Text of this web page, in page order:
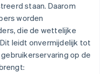
staan. Daarom
worden
die de wettelijke
leidt onvermijdelijk tot
op de